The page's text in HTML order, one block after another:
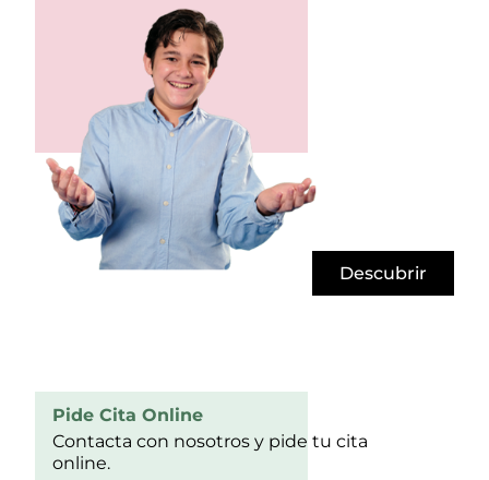
Descubrir
Pide Cita Online
Contacta con nosotros y pide tu cita
online.